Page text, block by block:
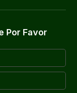
Por Favor